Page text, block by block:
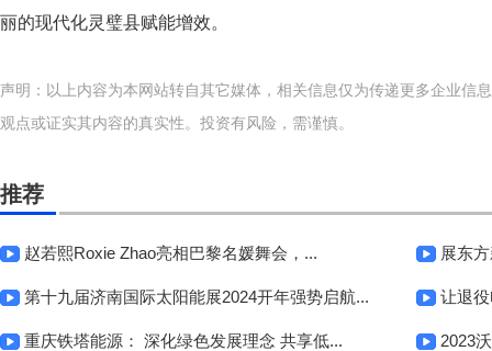
丽的现代化灵璧县赋能增效。
声明：以上内容为本网站转自其它媒体，相关信息仅为传递更多企业信
观点或证实其内容的真实性。投资有风险，需谨慎。
推荐
赵若熙Roxie Zhao亮相巴黎名媛舞会，... 展东
第十九届济南国际太阳能展2024开年强势启航... 让退
重庆铁塔能源： 深化绿色发展理念 共享低... 2023